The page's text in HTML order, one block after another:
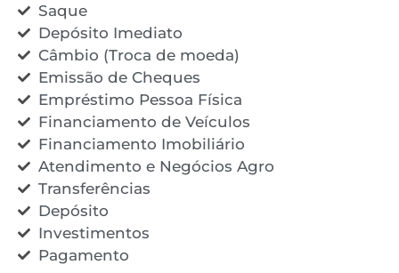
Saque
Depósito Imediato
Câmbio (Troca de moeda)
Emissão de Cheques
Empréstimo Pessoa Física
Financiamento de Veículos
Financiamento Imobiliário
Atendimento e Negócios Agro
Transferências
Depósito
Investimentos
Pagamento